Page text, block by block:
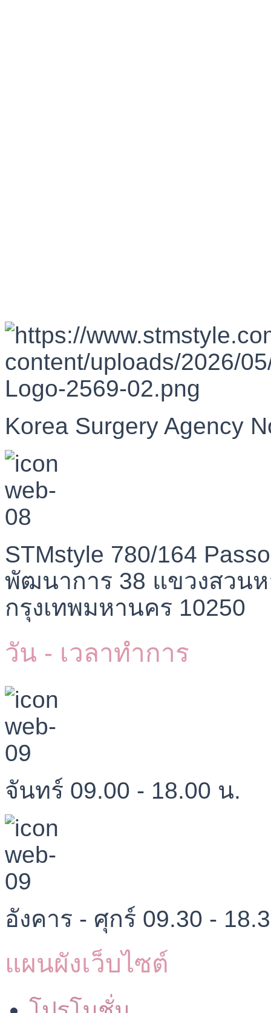
Korea Surgery Agency
STMstyle 780/164
พัฒนาการ 38 แขวงสวน
กรุงเทพมหานคร 10250
วัน - เวลาทำการ
จันทร์ 09.00 - 18.00 น.
อังคาร - ศุกร์ 09.30 -
แผนผังเว็บไซต์